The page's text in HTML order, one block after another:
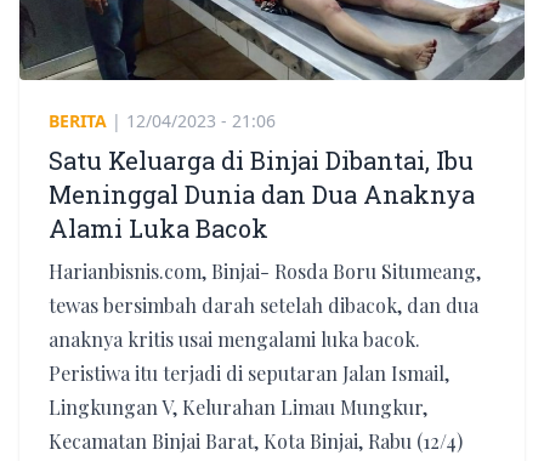
BERITA | 12/04/2023 - 21:06
Satu Keluarga di Binjai Dibantai, Ibu
Meninggal Dunia dan Dua Anaknya
Alami Luka Bacok
Harianbisnis.com, Binjai- Rosda Boru Situmeang,
tewas bersimbah darah setelah dibacok, dan dua
anaknya kritis usai mengalami luka bacok.
Peristiwa itu terjadi di seputaran Jalan Ismail,
Lingkungan V, Kelurahan Limau Mungkur,
Kecamatan Binjai Barat, Kota Binjai, Rabu (12/4)